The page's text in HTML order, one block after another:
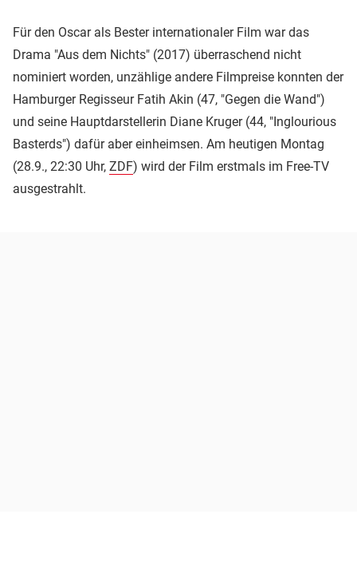
Für den Oscar als Bester internationaler Film war das
Drama "Aus dem Nichts" (2017) überraschend nicht
nominiert worden, unzählige andere Filmpreise konnten der
Hamburger Regisseur Fatih Akin (47, "Gegen die Wand")
und seine Hauptdarstellerin Diane Kruger (44, "Inglourious
Basterds") dafür aber einheimsen. Am heutigen Montag
(28.9., 22:30 Uhr, ZDF) wird der Film erstmals im Free-TV
ausgestrahlt.